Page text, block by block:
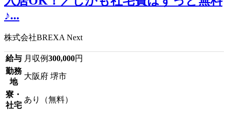
♪...
株式会社BREXA Next
給与 月収例300,000円
勤務
地
大阪府 堺市
寮・
社宅
あり（無料）